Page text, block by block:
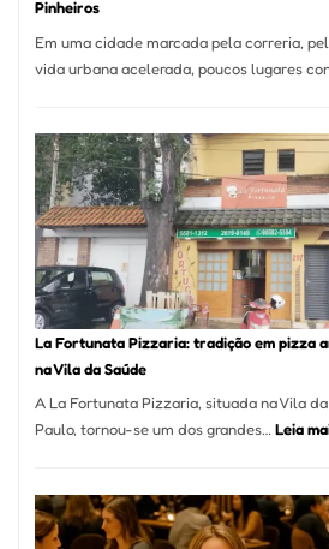
Pinheiros
Em uma cidade marcada pela correria,
vida urbana acelerada, poucos lugares
La Fortunata Pizzaria: tradição em pizza
na Vila da Saúde
A La Fortunata Pizzaria, situada na Vila
Paulo, tornou-se um dos grandes…Leia